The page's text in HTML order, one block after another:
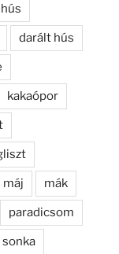
darált hús
kakaópor
máj mák
paradicsom
sonka